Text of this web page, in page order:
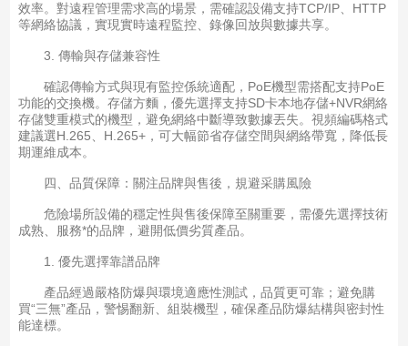
效率。對遠程管理需求高的場景，需確認設備支持TCP/IP、HTTP
等網絡協議，實現實時遠程監控、錄像回放與數據共享。
3. 傳輸與存儲兼容性
確認傳輸方式與現有監控係統適配，PoE機型需搭配支持PoE
功能的交換機。存儲方麵，優先選擇支持SD卡本地存儲+NVR網絡
存儲雙重模式的機型，避免網絡中斷導致數據丟失。視頻編碼格式
建議選H.265、H.265+，可大幅節省存儲空間與網絡帶寬，降低長
期運維成本。
四、品質保障：關注品牌與售後，規避采購風險
危險場所設備的穩定性與售後保障至關重要，需優先選擇技術
成熟、服務*的品牌，避開低價劣質產品。
1. 優先選擇靠譜品牌
產品經過嚴格防爆與環境適應性測試，品質更可靠；避免購
買“三無”產品，警惕翻新、組裝機型，確保產品防爆結構與密封性
能達標。